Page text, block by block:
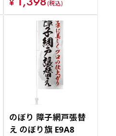
¥
(税込)
のぼり 障子網戸張替
え のぼり旗 E9A8